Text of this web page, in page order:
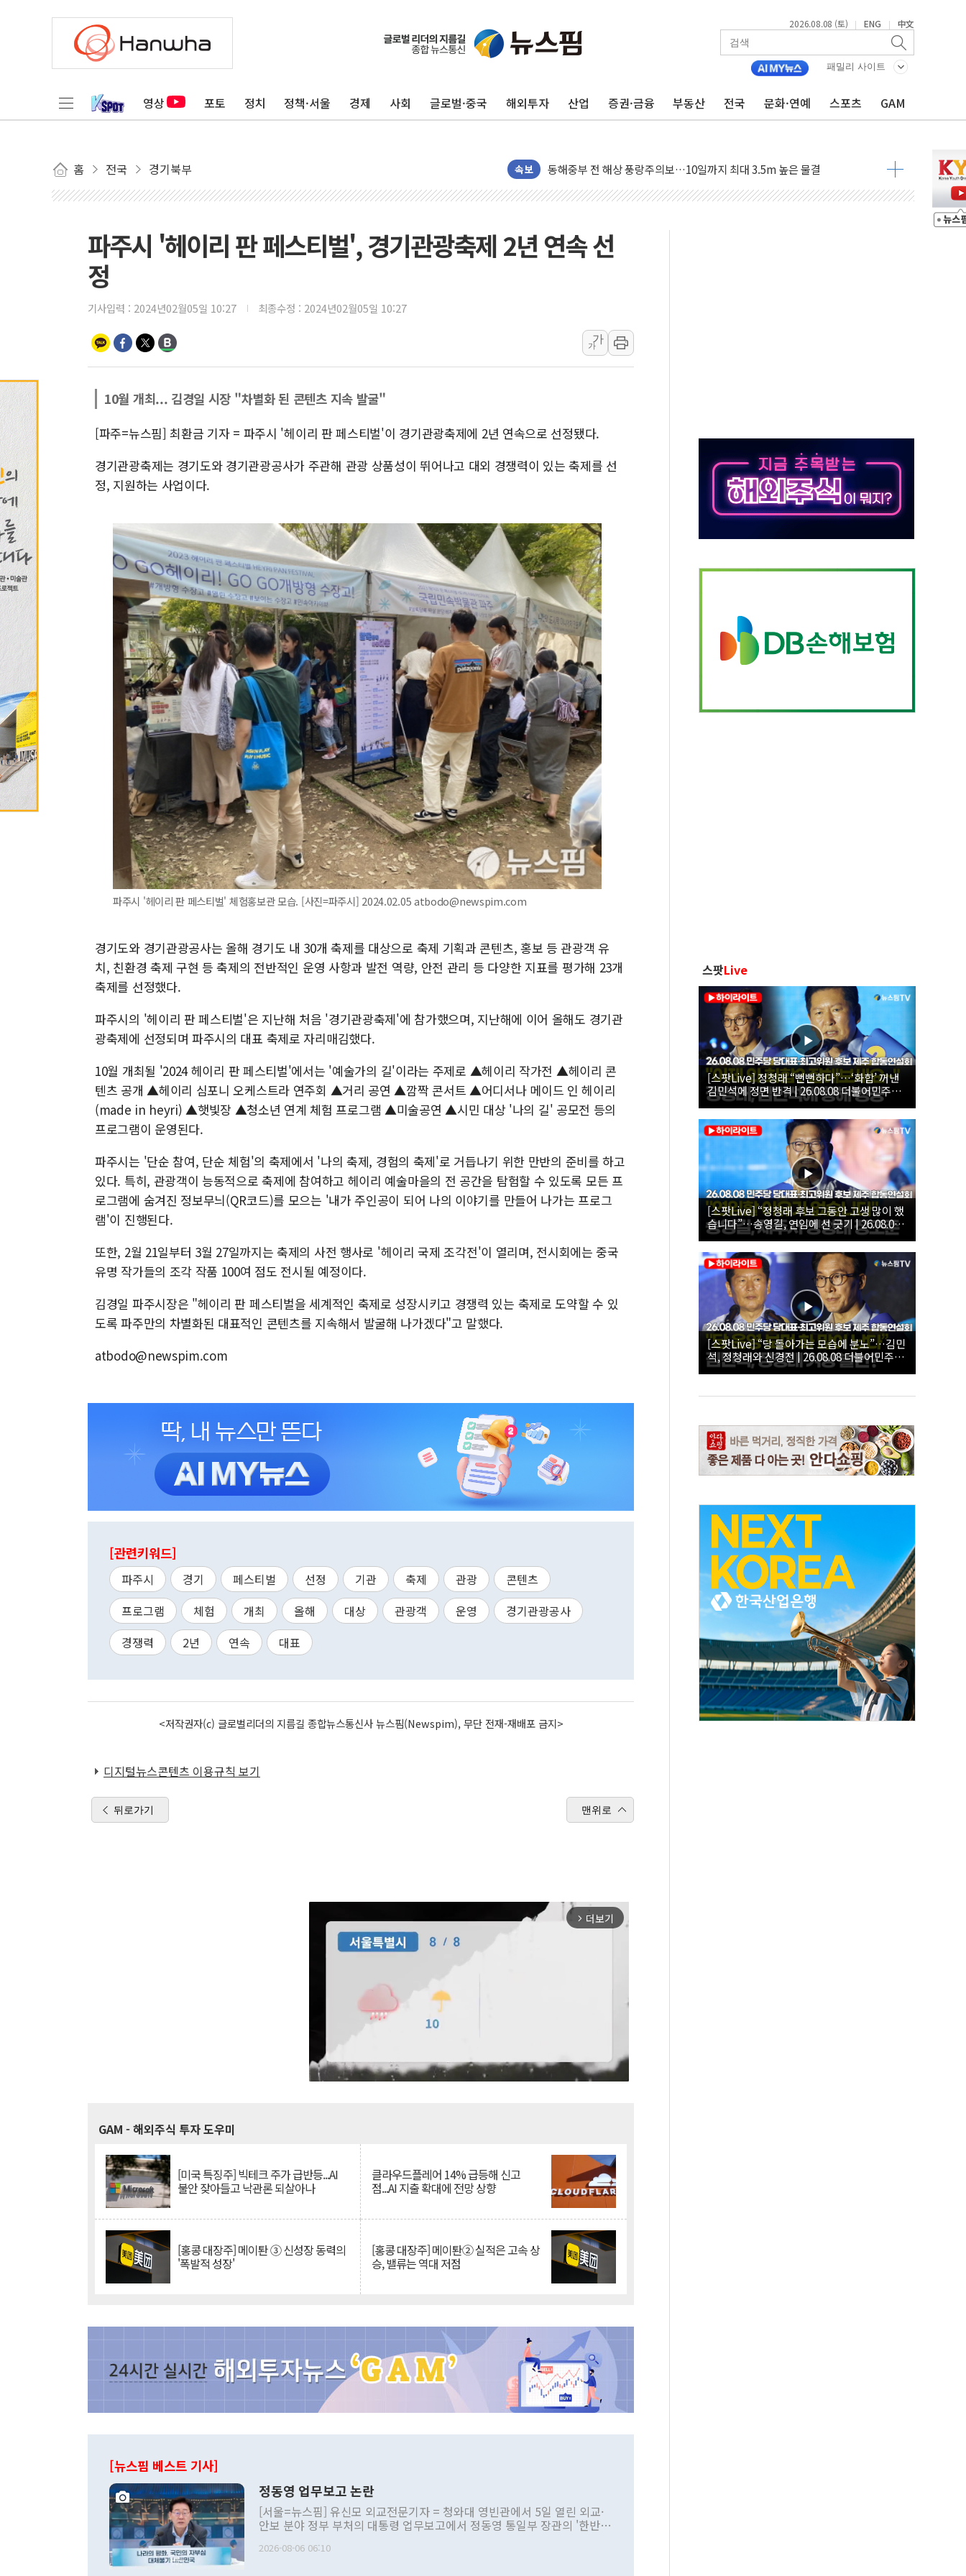
2026.08.08 (토) | ENG | 中文
패밀리 사이트
영상 포토 정치 정책·서울 경제 사회 글로벌·중국 해외투자 산업 증권·금융 부동산 전국 문화·연예 스포츠 GAM
홈 전국 경기북부 속보
추미애, '위안부' 피해자 기림의 날 참석..."국제적 시민 연대로 목소리 내야"
인천 선재도 갯벌서 해루질 중 실종 60대 나흘만에 숨진 채 발견
인천서 말다툼 중 어머니 흉기 살해 10대 아들 체포
'화합' 꺼낸 김민석에 '뻔뻔' 받아친 정청래…제주 연설서 신경전 고조
동해중부 전 해상 풍랑주의보…10일까지 최대 3.5m 높은 물결
연일 폭염에 온열질환 사망 23명…정부, 비상대응기구 가동
인제 용대리 계곡서 수위 상승으로 피서객 7명 고립…전원 구조
동해시, 11~14일 '별똥별 멍' 운영…페르세우스 유성우 관측
李대통령, 'ISA·주가누르기 방지법' 전면 재검토 지시
충북 주말 무더위 지속…청주·진천 35도, 곳곳 소나기
한상협, 업계 개인정보 보안 새판 짠다…'자율규제단체' 타진
파주시 '헤이리 판 페스티벌', 경기관광축제 2년 연속 선
정
기사입력 : 2024년02월05일 10:27 최종수정 : 2024년02월05일 10:27
가
가
10월 개최... 김경일 시장 "차별화 된 콘텐츠 지속 발굴"
[파주=뉴스핌] 최환금 기자 = 파주시 '헤이리 판 페스티벌'이 경기관광축제에 2년 연속으로 선정됐다.
경기관광축제는 경기도와 경기관광공사가 주관해 관광 상품성이 뛰어나고 대외 경쟁력이 있는 축제를 선
정, 지원하는 사업이다.
파주시 '헤이리 판 페스티벌' 체험홍보관 모습. [사진=파주시] 2024.02.05 atbodo@newspim.com
경기도와 경기관광공사는 올해 경기도 내 30개 축제를 대상으로 축제 기획과 콘텐츠, 홍보 등 관광객 유
치, 친환경 축제 구현 등 축제의 전반적인 운영 사항과 발전 역량, 안전 관리 등 다양한 지표를 평가해 23개
축제를 선정했다.
파주시의 '헤이리 판 페스티벌'은 지난해 처음 '경기관광축제'에 참가했으며, 지난해에 이어 올해도 경기관
광축제에 선정되며 파주시의 대표 축제로 자리매김했다.
10월 개최될 '2024 헤이리 판 페스티벌'에서는 '예술가의 길'이라는 주제로 ▲헤이리 작가전 ▲헤이리 콘
텐츠 공개 ▲헤이리 심포니 오케스트라 연주회 ▲거리 공연 ▲깜짝 콘서트 ▲어디서나 메이드 인 헤이리
(made in heyri) ▲햇빛장 ▲청소년 연계 체험 프로그램 ▲미술공연 ▲시민 대상 '나의 길' 공모전 등의
프로그램이 운영된다.
파주시는 '단순 참여, 단순 체험'의 축제에서 '나의 축제, 경험의 축제'로 거듭나기 위한 만반의 준비를 하고
있다. 특히, 관광객이 능동적으로 축제에 참여하고 헤이리 예술마을의 전 공간을 탐험할 수 있도록 모든 프
로그램에 숨겨진 정보무늬(QR코드)를 모으는 '내가 주인공이 되어 나의 이야기를 만들어 나가는 프로그
램'이 진행된다.
또한, 2월 21일부터 3월 27일까지는 축제의 사전 행사로 '헤이리 국제 조각전'이 열리며, 전시회에는 중국
유명 작가들의 조각 작품 100여 점도 전시될 예정이다.
김경일 파주시장은 "헤이리 판 페스티벌을 세계적인 축제로 성장시키고 경쟁력 있는 축제로 도약할 수 있
도록 파주만의 차별화된 대표적인 콘텐츠를 지속해서 발굴해 나가겠다"고 말했다.
atbodo@newspim.com
[관련키워드]
파주시 경기 페스티벌 선정 기관 축제 관광
콘텐츠
프로그램
체험 개최 올해 대상 관광객 운영
경기관광공사
경쟁력
2년 연속 대표
<저작권자(c) 글로벌리더의 지름길 종합뉴스통신사 뉴스핌(Newspim), 무단 전재-재배포 금지>
디지털뉴스콘텐츠 이용규칙 보기
뒤로가기 맨위로
arrow_forward_ios 더보기
GAM - 해외주식 투자 도우미
[미국 특징주] 빅테크 주가 급반등...AI
불안 잦아들고 낙관론 되살아나
클라우드플레어 14% 급등해 신고
점...AI 지출 확대에 전망 상향
[홍콩 대장주] 메이퇀 ③ 신성장 동력의
'폭발적 성장'
[홍콩 대장주] 메이퇀② 실적은 고속 상
승, 밸류는 역대 저점
[뉴스핌 베스트 기사]
정동영 업무보고 논란
[서울=뉴스핌] 유신모 외교전문기자 = 청와대 영빈관에서 5일 열린 외교·
안보 분야 정부 부처의 대통령 업무보고에서 정동영 통일부 장관의 '한반도
발언 중에는 정부 내 조율을 거치지 않은 사안을 정책으로 추진하겠다고 공
2026-08-06 06:10
스팟Live
[스팟Live] 정청래 “뻔뻔하다”…‘화합’ 꺼낸
김민석에 정면 반격 | 26.08.08 더불어민주당
당대표·최고위원 후보 제주 합동연설회
[스팟Live] “정청래 후보 그동안 고생 많이 했
습니다”…송영길, 연임에 선 긋기 | 26.08.08
더불어민주당 당대표·최고위원 후보 제주 합
동연설회
[스팟Live] “당 돌아가는 모습에 분노”…김민
석, 정청래와 신경전 | 26.08.08 더불어민주당
당대표·최고위원 후보 제주 합동연설회